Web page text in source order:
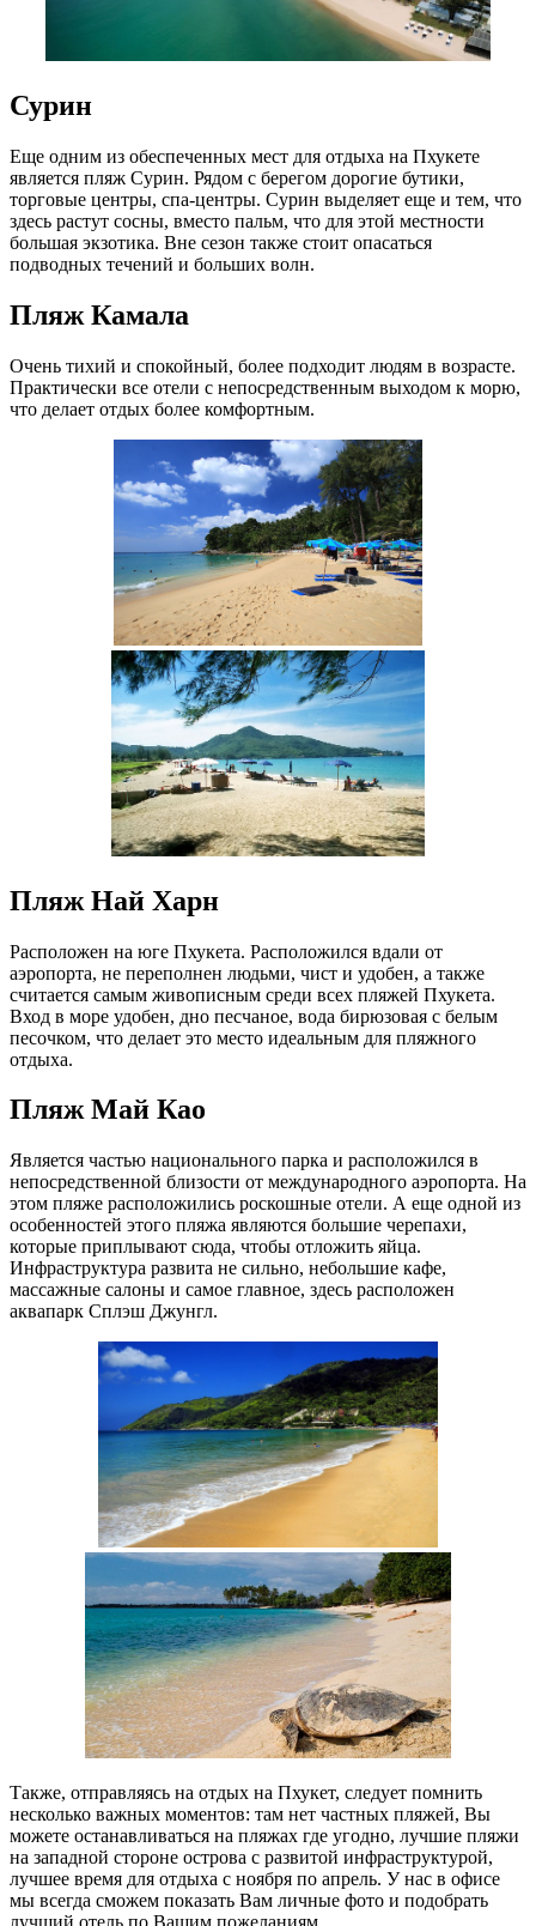
Сурин
Еще одним из обеспеченных мест для отдыха на Пхукете
является пляж Сурин. Рядом с берегом дорогие бутики,
торговые центры, спа-центры. Сурин выделяет еще и тем, что
здесь растут сосны, вместо пальм, что для этой местности
большая экзотика. Вне сезон также стоит опасаться
подводных течений и больших волн.
Пляж Камала
Очень тихий и спокойный, более подходит людям в возрасте.
Практически все отели с непосредственным выходом к морю,
что делает отдых более комфортным.
Пляж Най Харн
Расположен на юге Пхукета. Расположился вдали от
аэропорта, не переполнен людьми, чист и удобен, а также
считается самым живописным среди всех пляжей Пхукета.
Вход в море удобен, дно песчаное, вода бирюзовая с белым
песочком, что делает это место идеальным для пляжного
отдыха.
Пляж Май Као
Является частью национального парка и расположился в
непосредственной близости от международного аэропорта. На
этом пляже расположились роскошные отели. А еще одной из
особенностей этого пляжа являются большие черепахи,
которые приплывают сюда, чтобы отложить яйца.
Инфраструктура развита не сильно, небольшие кафе,
массажные салоны и самое главное, здесь расположен
аквапарк Сплэш Джунгл.
Также, отправляясь на отдых на Пхукет, следует помнить
несколько важных моментов: там нет частных пляжей, Вы
можете останавливаться на пляжах где угодно, лучшие пляжи
на западной стороне острова с развитой инфраструктурой,
лучшее время для отдыха с ноября по апрель. У нас в офисе
мы всегда сможем показать Вам личные фото и подобрать